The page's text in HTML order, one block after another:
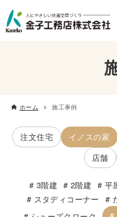
ホーム 施工事例
注文住宅 イノスの家
店舗
3階建 2階建 平
スタディコーナー